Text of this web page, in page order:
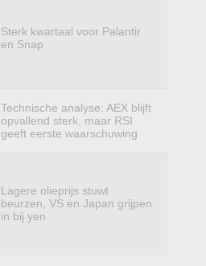
Sterk kwartaal voor Palantir
en Snap
Technische analyse: AEX blijft
opvallend sterk, maar RSI
geeft eerste waarschuwing
Lagere olieprijs stuwt
beurzen, VS en Japan grijpen
in bij yen